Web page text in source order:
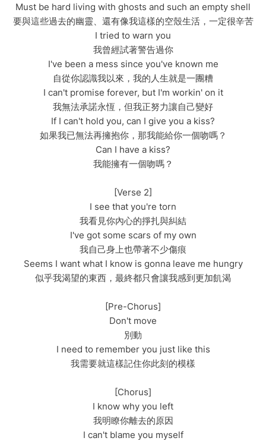
Must be hard living with ghosts and such an empty shell
要與這些過去的幽靈、還有像我這樣的空殼生活，一定很辛苦
I tried to warn you
我曾經試著警告過你
I've been a mess since you've known me
自從你認識我以來，我的人生就是一團糟
I can't promise forever, but I'm workin' on it
我無法承諾永恆，但我正努力讓自己變好
If I can't hold you, can I give you a kiss?
如果我已無法再擁抱你，那我能給你一個吻嗎？
Can I have a kiss?
我能擁有一個吻嗎？
[Verse 2]
I see that you're torn
我看見你內心的掙扎與糾結
I've got some scars of my own
我自己身上也帶著不少傷痕
Seems I want what I know is gonna leave me hungry
似乎我渴望的東西，最終都只會讓我感到更加飢渴
[Pre-Chorus]
Don't move
別動
I need to remember you just like this
我需要就這樣記住你此刻的模樣
[Chorus]
I know why you left
我明瞭你離去的原因
I can't blame you myself